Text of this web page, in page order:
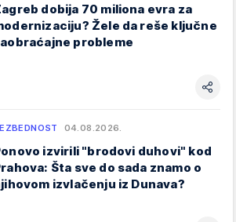
dobija 70 miliona evra za
Žele da reše ključne
probleme
04.08.2026.
izvirili "brodovi duhovi" kod
Šta sve do sada znamo o
izvlačenju iz Dunava?